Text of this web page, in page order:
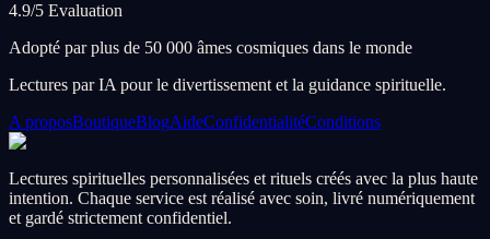
4.9/5 Evaluation
Adopté par plus de 50 000 âmes cosmiques dans le monde
Lectures par IA pour le divertissement et la guidance spirituelle.
A proposBoutiqueBlogAideConfidentialitéConditions
Lectures spirituelles personnalisées et rituels créés avec la plus haute
intention. Chaque service est réalisé avec soin, livré numériquement
et gardé strictement confidentiel.